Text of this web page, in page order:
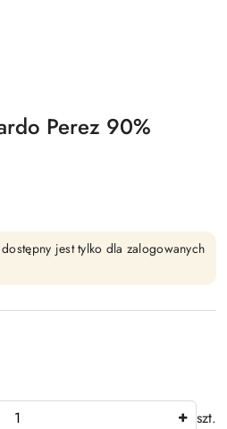
Perez 90%
jest tylko dla zalogowanych
szt.